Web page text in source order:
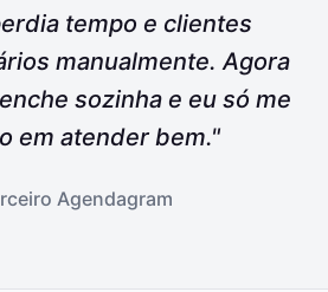
tempo e clientes
manualmente. Agora
sozinha e eu só me
em atender bem."
Agendagram